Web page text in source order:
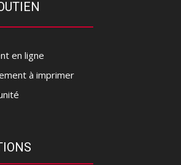
en ligne
à imprimer